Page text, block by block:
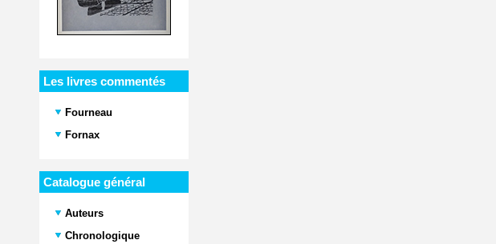
Les livres commentés
Fourneau
Fornax
Catalogue général
Auteurs
Chronologique